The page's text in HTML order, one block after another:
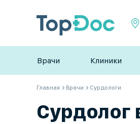
Врачи Клиники
Главная Врачи Сурдологи
Сурдолог